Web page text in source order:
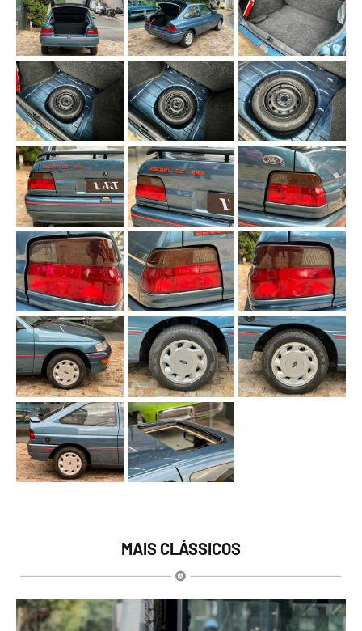
MAIS CLÁSSICOS